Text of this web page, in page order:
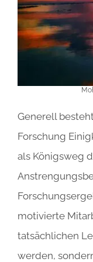
Generell
Forschung
als Königsweg
motivierte
tatsächlichen
werden,